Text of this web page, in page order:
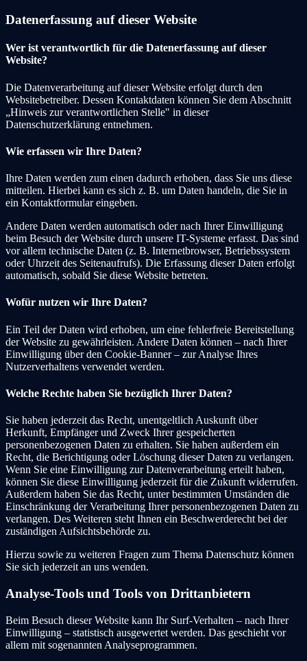
Datenerfassung auf dieser Website
Wer ist verantwortlich für die Datenerfassung auf dieser
Website?
Die Datenverarbeitung auf dieser Website erfolgt durch den
Websitebetreiber. Dessen Kontaktdaten können Sie dem Abschnitt
„Hinweis zur verantwortlichen Stelle" in dieser
Datenschutzerklärung entnehmen.
Wie erfassen wir Ihre Daten?
Ihre Daten werden zum einen dadurch erhoben, dass Sie uns diese
mitteilen. Hierbei kann es sich z. B. um Daten handeln, die Sie in
ein Kontaktformular eingeben.
Andere Daten werden automatisch oder nach Ihrer Einwilligung
beim Besuch der Website durch unsere IT-Systeme erfasst. Das sind
vor allem technische Daten (z. B. Internetbrowser, Betriebssystem
oder Uhrzeit des Seitenaufrufs). Die Erfassung dieser Daten erfolgt
automatisch, sobald Sie diese Website betreten.
Wofür nutzen wir Ihre Daten?
Ein Teil der Daten wird erhoben, um eine fehlerfreie Bereitstellung
der Website zu gewährleisten. Andere Daten können – nach Ihrer
Einwilligung über den Cookie-Banner – zur Analyse Ihres
Nutzerverhaltens verwendet werden.
Welche Rechte haben Sie bezüglich Ihrer Daten?
Sie haben jederzeit das Recht, unentgeltlich Auskunft über
Herkunft, Empfänger und Zweck Ihrer gespeicherten
personenbezogenen Daten zu erhalten. Sie haben außerdem ein
Recht, die Berichtigung oder Löschung dieser Daten zu verlangen.
Wenn Sie eine Einwilligung zur Datenverarbeitung erteilt haben,
können Sie diese Einwilligung jederzeit für die Zukunft widerrufen.
Außerdem haben Sie das Recht, unter bestimmten Umständen die
Einschränkung der Verarbeitung Ihrer personenbezogenen Daten zu
verlangen. Des Weiteren steht Ihnen ein Beschwerderecht bei der
zuständigen Aufsichtsbehörde zu.
Hierzu sowie zu weiteren Fragen zum Thema Datenschutz können
Sie sich jederzeit an uns wenden.
Analyse-Tools und Tools von Drittanbietern
Beim Besuch dieser Website kann Ihr Surf-Verhalten – nach Ihrer
Einwilligung – statistisch ausgewertet werden. Das geschieht vor
allem mit sogenannten Analyseprogrammen.